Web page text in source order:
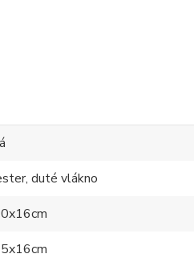
duté vlákno